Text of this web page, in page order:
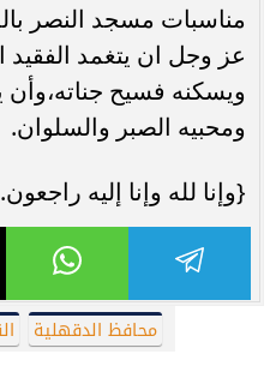
مناسبات مسجد النصر
عز وجل ان يتغمد الفقيد
ويسكنه فسيح جناته،وأن
ومحبيه الصبر والسلوان.
{وإنا لله وإنا إليه
محافظ الدقهلية